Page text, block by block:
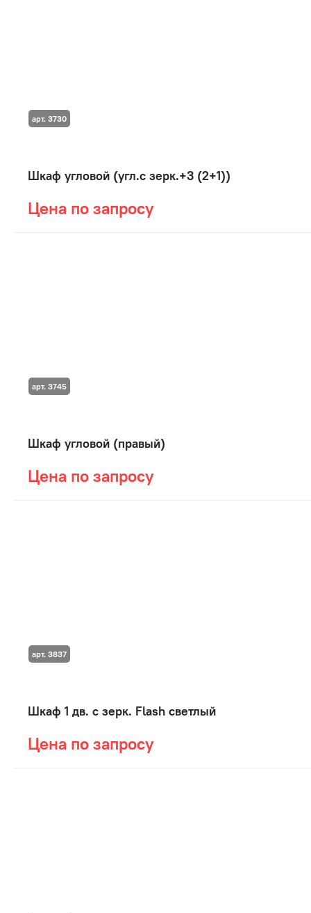
Шкаф угловой (угл.с зерк.+3 (2+1))
Цена по запросу
арт. 3730
Шкаф угловой (правый)
Цена по запросу
арт. 3745
Шкаф 1 дв. с зерк. Flash светлый
Цена по запросу
арт. 3837